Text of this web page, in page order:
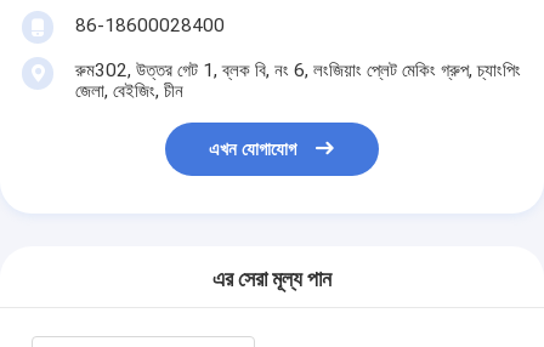
86-18600028400
রুম302, উত্তর গেট 1, ব্লক বি, নং 6, লংজিয়াং প্লেট মেকিং গ্রুপ, চ্যাংপিং
জেলা, বেইজিং, চীন
এখন যোগাযোগ
এর সেরা মূল্য পান